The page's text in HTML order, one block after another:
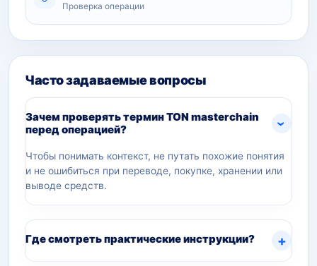
Проверка операции
Часто задаваемые вопросы
Зачем проверять термин TON masterchain
перед операцией?
Чтобы понимать контекст, не путать похожие понятия
и не ошибиться при переводе, покупке, хранении или
выводе средств.
Где смотреть практические инструкции?